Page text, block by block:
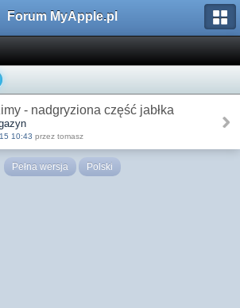
Forum MyApple.pl
- nadgryziona część jabłka
10:43 przez tomasz
Pełna wersja Polski